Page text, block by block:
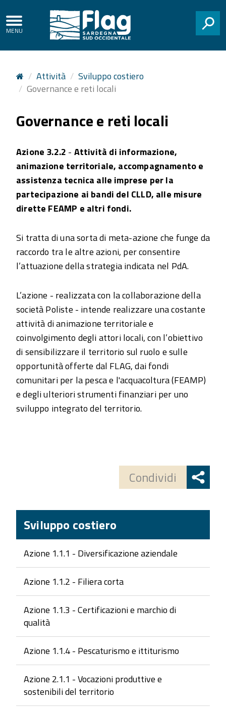
Regione
Autonoma
Sardegna
servizi
Attività
Sviluppo costiero
Governance e reti locali
Governance e reti locali
Azione 3.2.2 - Attività di informazione,
animazione territoriale, accompagnamento e
assistenza tecnica alle imprese per la
partecipazione ai bandi del CLLD, alle misure
dirette FEAMP e altri fondi.
Si tratta di una sorta di meta-azione che funge da
raccordo tra le altre azioni, per consentire
l’attuazione della strategia indicata nel PdA.
L’azione - realizzata con la collaborazione della
società Poliste - intende realizzare una costante
attività di animazione territoriale e
coinvolgimento degli attori locali, con l’obiettivo
di sensibilizzare il territorio sul ruolo e sulle
opportunità offerte dal FLAG, dai fondi
comunitari per la pesca e l'acquacoltura (FEAMP)
e degli ulteriori strumenti finanziari per uno
sviluppo integrato del territorio.
Condividi
Sviluppo costiero
Azione 1.1.1 - Diversificazione aziendale
Azione 1.1.2 - Filiera corta
Azione 1.1.3 - Certificazioni e marchio di
qualità
Azione 1.1.4 - Pescaturismo e ittiturismo
Azione 2.1.1 - Vocazioni produttive e
sostenibili del territorio